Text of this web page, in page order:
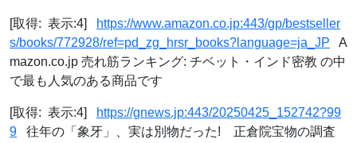
[取得: 表示:4]
https://www.amazon.co.jp:443/gp/bestseller
s/books/772928/ref=pd_zg_hrsr_books?language=ja_JP A
mazon.co.jp 売れ筋ランキング: チベット・インド密教 の中
で最も人気のある商品です
[取得: 表示:4]
https://gnews.jp:443/20250425_152742?99
9 往年の「象牙」、実は別物だった! 正倉院宝物の調査